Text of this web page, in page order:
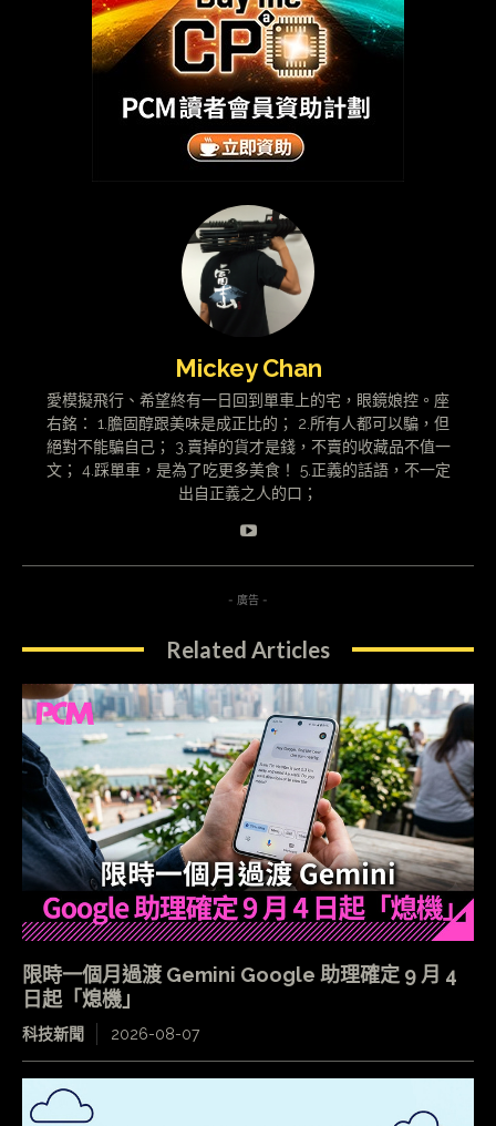
Mickey Chan
愛模擬飛行、希望終有一日回到單車上的宅，眼鏡娘控。座
右銘： 1.膽固醇跟美味是成正比的； 2.所有人都可以騙，但
絕對不能騙自己； 3.賣掉的貨才是錢，不賣的收藏品不值一
文； 4.踩單車，是為了吃更多美食！ 5.正義的話語，不一定
出自正義之人的口；
- 廣告 -
Related Articles
限時一個月過渡 Gemini Google 助理確定 9 月 4
日起「熄機」
科技新聞 2026-08-07